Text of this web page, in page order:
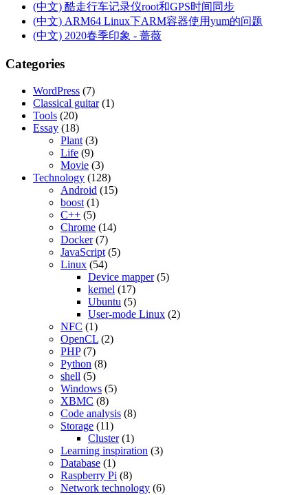
(中文) 酷走行车记录仪root和GPS时间同步
(中文) ARM64 Linux下ARM容器使用yum的问题
(中文) 2020春季印象 - 蔷薇
Categories
WordPress (7)
Classical guitar(1)
Tools (20)
Essay (18)
Plant (3)
Life (9)
Movie (3)
Technology (128)
Android (15)
boost (1)
C++ (5)
Chrome (14)
Docker(7)
JavaScript (5)
Linux (54)
Device mapper(5)
kernel (17)
Ubuntu (5)
User-mode Linux (2)
NFC (1)
OpenCL (2)
PHP(7)
Python (8)
shell (5)
Windows (5)
XBMC (8)
Code analysis (8)
Storage (11)
Cluster(1)
Learning inspiration (3)
Database (1)
Raspberry Pi (8)
Network technology (6)